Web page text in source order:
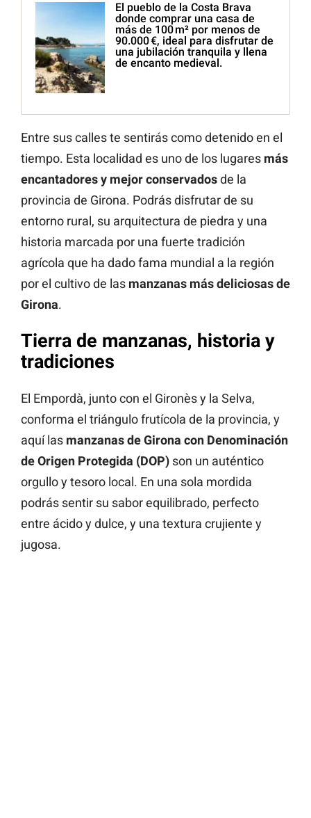
El pueblo de la Costa Brava
donde comprar una casa de
más de 100 m² por menos de
90.000 €, ideal para disfrutar de
una jubilación tranquila y llena
de encanto medieval.
Entre sus calles te sentirás como detenido en el
tiempo. Esta localidad es uno de los lugares más
encantadores y mejor conservadosde la
provincia de Girona. Podrás disfrutar de su
entorno rural, su arquitectura de piedra y una
historia marcada por una fuerte tradición
agrícola que ha dado fama mundial a la región
por el cultivo de las manzanas más deliciosas de
Girona.
Tierra de manzanas, historia y
tradiciones
El Empordà, junto con el Gironès y la Selva,
conforma el triángulo frutícola de la provincia, y
aquí las manzanas de Girona con Denominación
de Origen Protegida (DOP) son un auténtico
orgullo y tesoro local. En una sola mordida
podrás sentir su sabor equilibrado, perfecto
entre ácido y dulce, y una textura crujiente y
jugosa.